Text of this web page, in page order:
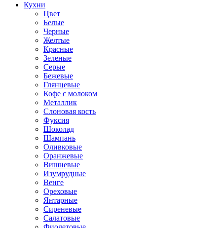
Кухни
Цвет
Белые
Черные
Желтые
Красные
Зеленые
Серые
Бежевые
Глянцевые
Кофе с молоком
Металлик
Слоновая кость
Фуксия
Шоколад
Шампань
Оливковые
Оранжевые
Вишневые
Изумрудные
Венге
Ореховые
Янтарные
Сиреневые
Салатовые